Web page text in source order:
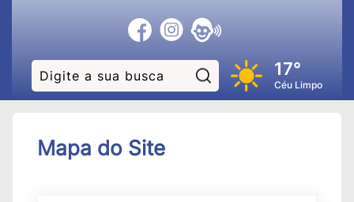
Pesquisar:17°
Céu Limpo
Mapa do Site